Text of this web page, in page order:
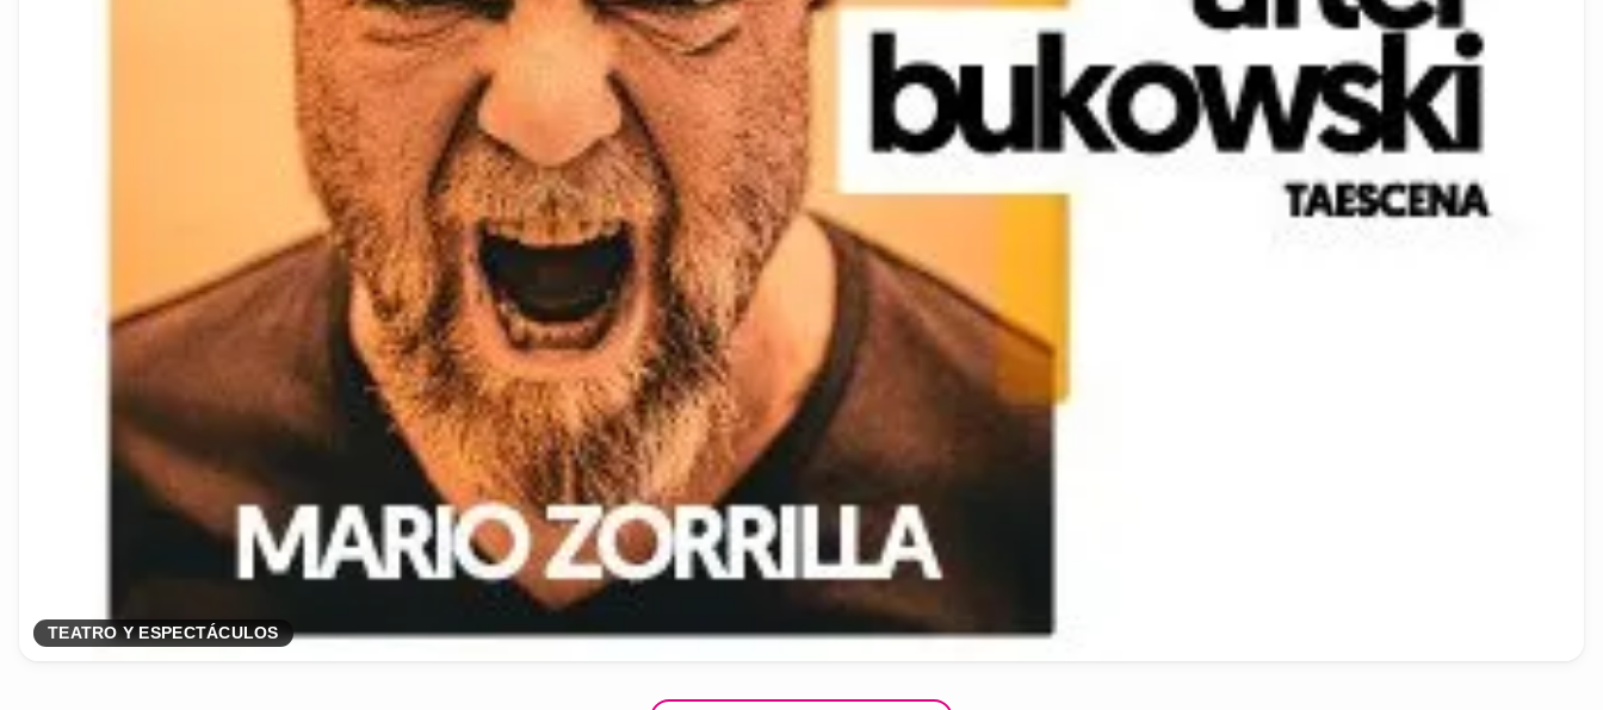
TEATRO Y ESPECTÁCULOS